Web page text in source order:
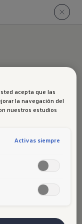
acepta que las
la navegación del
nuestros estudios
Activas siempre